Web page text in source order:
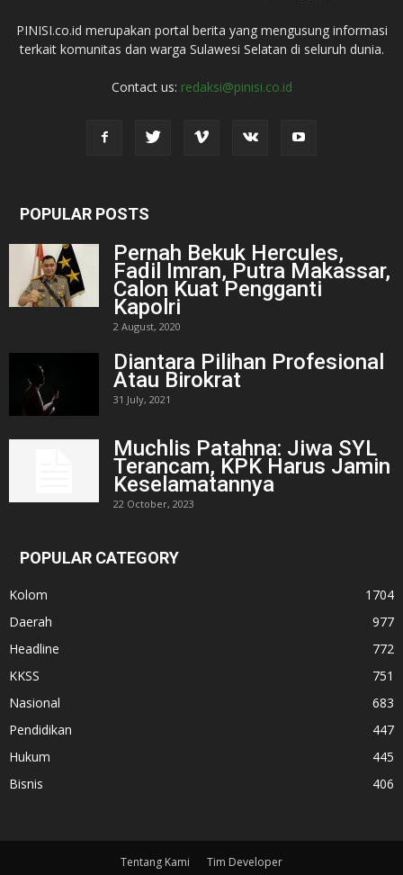
PINISI.co.id merupakan portal berita yang mengusung informasi
terkait komunitas dan warga Sulawesi Selatan di seluruh dunia.
Contact us: redaksi@pinisi.co.id
POPULAR POSTS
Pernah Bekuk Hercules,
Fadil Imran, Putra Makassar,
Calon Kuat Pengganti
Kapolri
2 August, 2020
Diantara Pilihan Profesional
Atau Birokrat
31 July, 2021
Muchlis Patahna: Jiwa SYL
Terancam, KPK Harus Jamin
Keselamatannya
22 October, 2023
POPULAR CATEGORY
Kolom
1704
Daerah
977
Headline
772
KKSS
751
Nasional
683
Pendidikan
447
Hukum
445
Bisnis
406
Tentang Kami Tim Developer